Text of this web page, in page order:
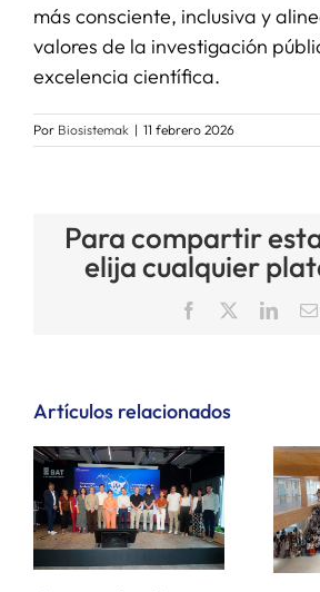
más consciente, inclusiva y
valores de la investigación
excelencia científica.
Por Biosistemak | 11 febrero 2026
Para compartir
elija cualquier
Facebook
Artículos relacionados